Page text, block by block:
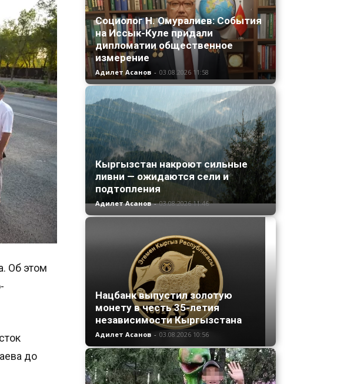
Об этом
до
Социолог Н. Омуралиев: События
на Иссык-Куле придали
дипломатии общественное
измерение
Адилет Асанов - 03.08.2026 11:58
Кыргызстан накроют сильные
ливни — ожидаются сели и
подтопления
Адилет Асанов - 03.08.2026 11:46
Нацбанк выпустил золотую
монету в честь 35-летия
независимости Кыргызстана
Адилет Асанов - 03.08.2026 10:56